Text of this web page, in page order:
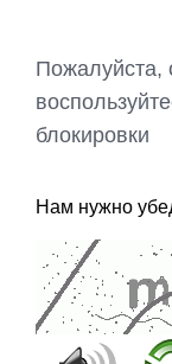
Пожалуйста,
блокировки
Нам нужно